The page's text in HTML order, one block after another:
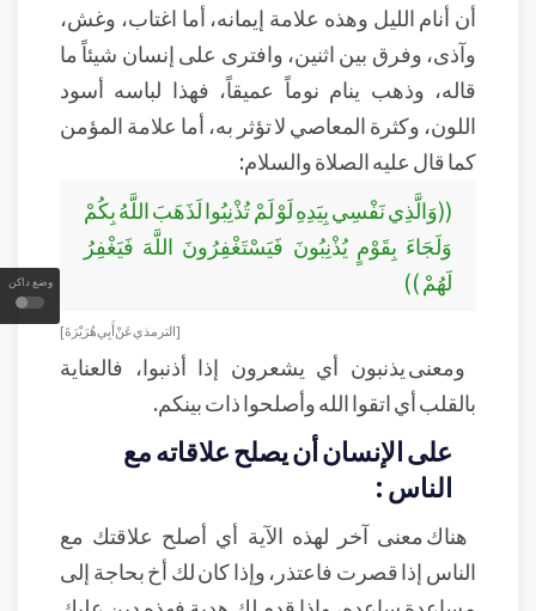
وضع داكن
أن أنام الليل وهذه علامة إيمانه، أما اغتاب، وغش،
وآذى، وفرق بين اثنين، وافترى على إنسان شيئاً ما
قاله، وذهب ينام نوماً عميقاً، فهذا لباسه أسود
اللون، وكثرة المعاصي لا تؤثر به، أما علامة المؤمن
كما قال عليه الصلاة والسلام:
((وَالَّذِي نَفْسِي بِيَدِهِ لَوْ لَمْ تُذْنِبُوا لَذَهَبَ اللَّهُ بِكُمْ
وَلَجَاءَ بِقَوْمٍ يُذْنِبُونَ فَيَسْتَغْفِرُونَ اللَّهَ فَيَغْفِرُ
لَهُمْ ))
[الترمذي عَنْ أَبِي هُرَيْرَةَ]
ومعنى يذنبون أي يشعرون إذا أذنبوا، فالعناية
بالقلب أي اتقوا الله وأصلحوا ذات بينكم.
على الإنسان أن يصلح علاقاته مع
الناس :
هناك معنى آخر لهذه الآية أي أصلح علاقتك مع
الناس إذا قصرت فاعتذر، وإذا كان لك أخ بحاجة إلى